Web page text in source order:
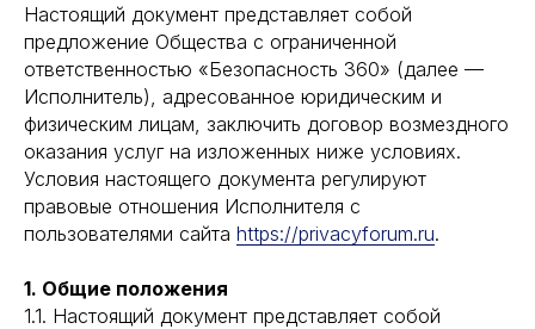
Настоящий документ представляет собой
предложение Общества с ограниченной
ответственностью «Безопасность 360» (далее —
Исполнитель), адресованное юридическим и
физическим лицам, заключить договор возмездного
оказания услуг на изложенных ниже условиях.
Условия настоящего документа регулируют
правовые отношения Исполнителя с
пользователями сайта https://privacyforum.ru.
1. Общие положения
1.1. Настоящий документ представляет собой